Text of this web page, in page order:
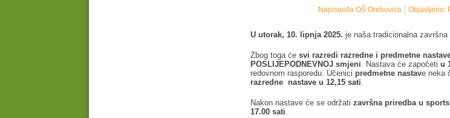
Objavljeno:
Napisao/la OŠ Orehovica
U utorak, 10. lipnja 2025. je naša tradicionalna završna
Zbog toga ćesvi razredi razredne i predmetne
POSLIJEPODNEVNOJ smjeni . Nastava će započetiu
redovnom rasporedu. Učenici predmetne nastave neka
razredne nastave u 12,15 sati
Nakon nastave će se održatizavršna priredba u
17.00 sati.